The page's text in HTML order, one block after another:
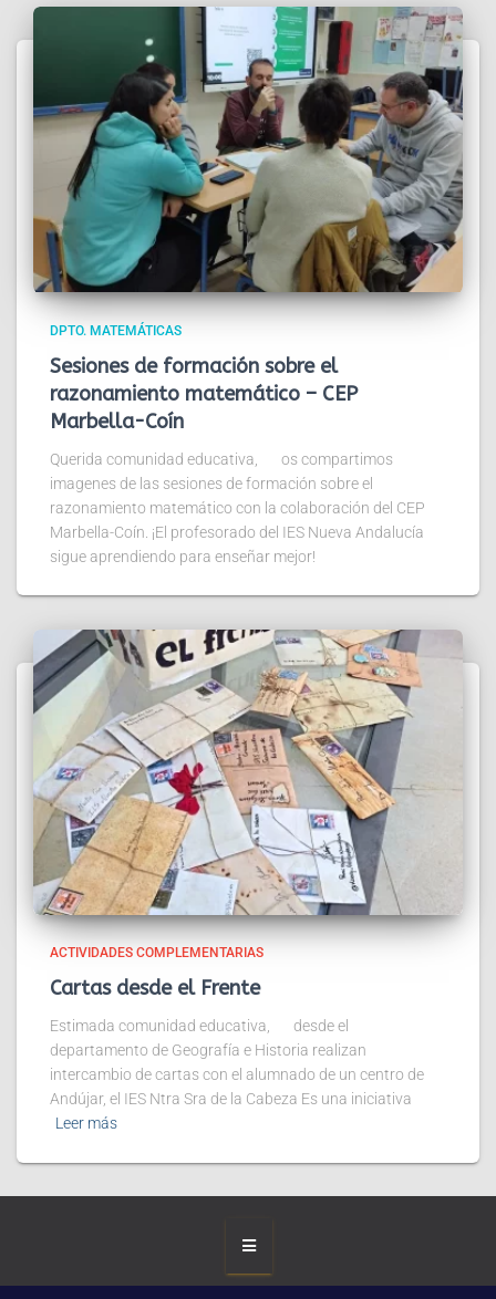
DPTO. MATEMÁTICAS
Sesiones de formación sobre el
razonamiento matemático – CEP
Marbella-Coín
Querida comunidad educativa, os compartimos
imagenes de las sesiones de formación sobre el
razonamiento matemático con la colaboración del CEP
Marbella-Coín. ¡El profesorado del IES Nueva Andalucía
sigue aprendiendo para enseñar mejor!
ACTIVIDADES COMPLEMENTARIAS
Cartas desde el Frente
Estimada comunidad educativa, desde el
departamento de Geografía e Historia realizan
intercambio de cartas con el alumnado de un centro de
Andújar, el IES Ntra Sra de la Cabeza Es una iniciativa
Leer más